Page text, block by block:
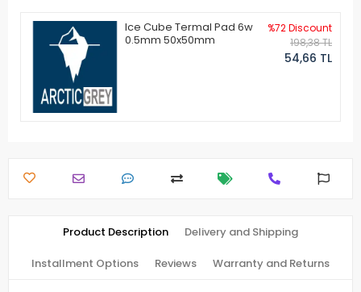
Ice Cube Termal Pad 6w
0.5mm 50x50mm
%72 Discount
198,38 TL
54,66 TL
Product Description Delivery and Shipping
Installment Options Reviews Warranty and Returns